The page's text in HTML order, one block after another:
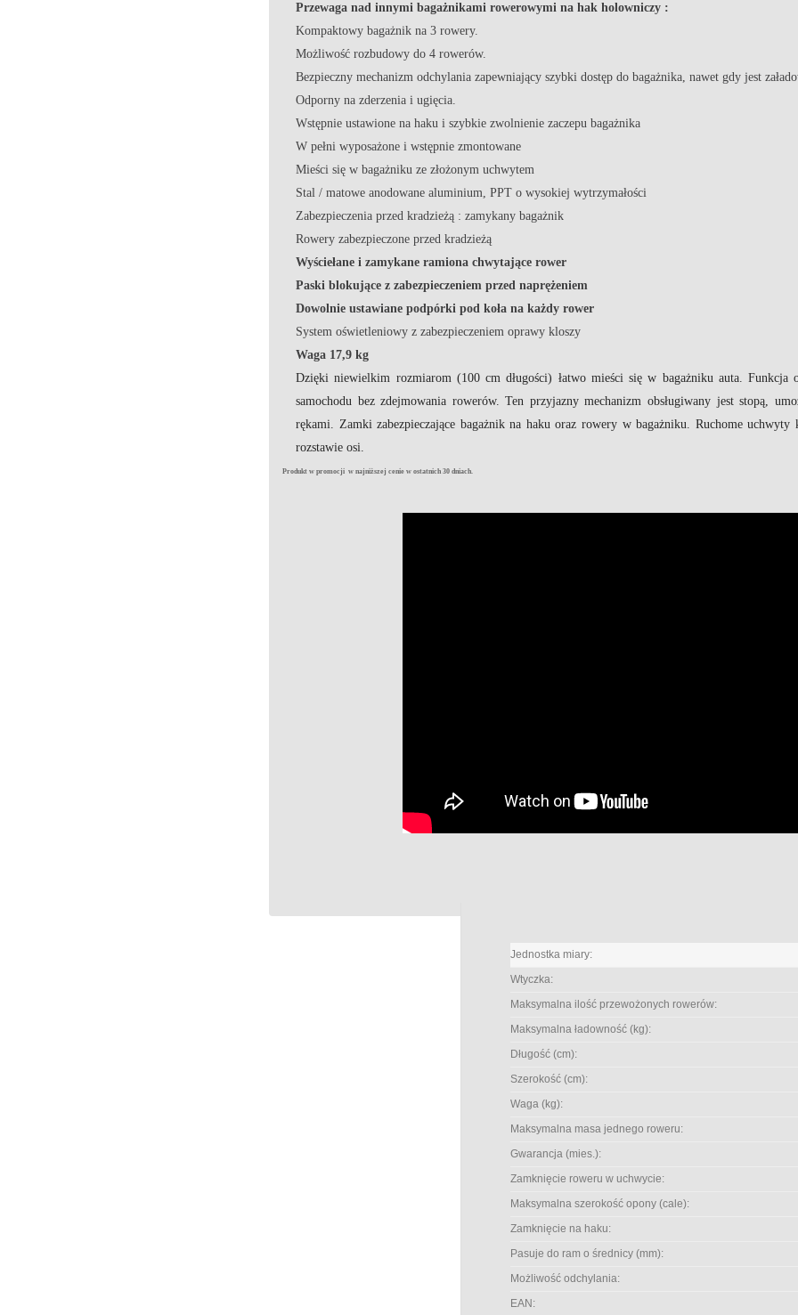
Przewaga nad innymi bagażnikami rowerowymi na hak holowniczy :
Kompaktowy bagażnik na 3 rowery.
Możliwość rozbudowy do 4 rowerów.
Bezpieczny mechanizm odchylania zapewniający szybki dostęp do bagażnika, nawet gdy jest
Odporny na zderzenia i ugięcia.
Wstępnie ustawione na haku i szybkie zwolnienie zaczepu bagażnika
W pełni wyposażone i wstępnie zmontowane
Mieści się w bagażniku ze złożonym uchwytem
Stal / matowe anodowane aluminium, PPT o wysokiej wytrzymałości
Zabezpieczenia przed kradzieżą : zamykany bagażnik
Rowery zabezpieczone przed kradzieżą
Wyściełane i zamykane ramiona chwytające rower
Paski blokujące z zabezpieczeniem przed naprężeniem
Dowolnie ustawiane podpórki pod koła na każdy rower
System oświetleniowy z zabezpieczeniem oprawy kloszy
Waga 17,9 kg
Dzięki niewielkim rozmiarom (100 cm długości) łatwo mieści się w bagażniku auta. Funkcja
samochodu bez zdejmowania rowerów. Ten przyjazny mechanizm obsługiwany jest stopą,
rękami. Zamki zabezpieczające bagażnik na haku oraz rowery w bagażniku. Ruchome
rozstawie osi.
Produkt w promocji w najniższej cenie w ostatnich 30 dniach.
Jednostka miary:
Wtyczka:
Maksymalna ilość przewożonych rowerów:
Maksymalna ładowność (kg):
Długość (cm):
Szerokość (cm):
Waga (kg):
Maksymalna masa jednego roweru:
Gwarancja (mies.):
Zamknięcie roweru w uchwycie:
Maksymalna szerokość opony (cale):
Zamknięcie na haku:
Pasuje do ram o średnicy (mm):
Możliwość odchylania:
EAN: